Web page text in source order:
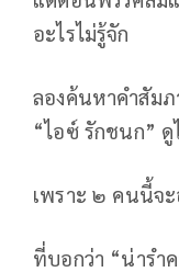
อะไรไม่รู้จัก
ลองค้นหาคำสัม
“ไอซ์ รักชนก”
เพราะ ๒ คนนี้จ
ที่บอกว่า “น่ารำ